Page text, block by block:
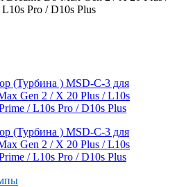
Pro / D10s Plus